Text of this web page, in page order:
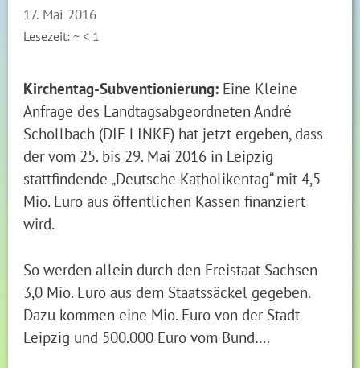
17. Mai 2016
Lesezeit: ~< 1
Kirchentag-Subventionierung: Eine Kleine
Anfrage des Landtagsabgeordneten André
Schollbach (DIE LINKE) hat jetzt ergeben, dass
der vom 25. bis 29. Mai 2016 in Leipzig
stattfindende „Deutsche Katholikentag“ mit 4,5
Mio. Euro aus öffentlichen Kassen finanziert
wird.
So werden allein durch den Freistaat Sachsen
3,0 Mio. Euro aus dem Staatssäckel gegeben.
Dazu kommen eine Mio. Euro von der Stadt
Leipzig und 500.000 Euro vom Bund….